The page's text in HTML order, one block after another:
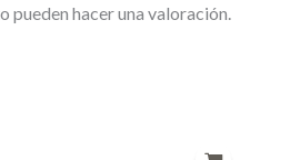
pueden hacer una valoración.